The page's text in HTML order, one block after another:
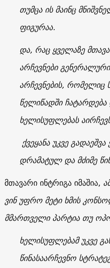
თუმცა ის მაინც
ფიგურაა.
და, რაც ყველაზე
არჩევნები
არჩევნების,
წელიწადში
ხელისუფლებას
ქვეყანა უკვე
დრამატულ და მძიმე
მთავარი ინტრიგა იმაშია,
ვინ უფრო მეტი ხმის
მმართველი პარტია თუ
ხელისუფლებამ უკვე
წინასაარჩევნო